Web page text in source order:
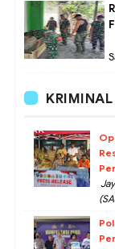
KRIMINAL